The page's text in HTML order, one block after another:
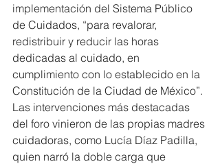
implementación del Sistema Público
de Cuidados, “para revalorar,
redistribuir y reducir las horas
dedicadas al cuidado, en
cumplimiento con lo establecido en la
Constitución de la Ciudad de México”.
Las intervenciones más destacadas
del foro vinieron de las propias madres
cuidadoras, como Lucía Díaz Padilla,
quien narró la doble carga que